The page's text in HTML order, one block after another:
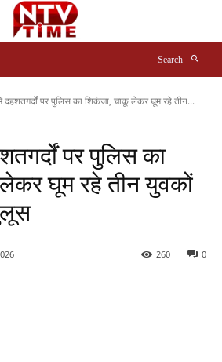
Search
दहशतगर्दों पर पुलिस का शिकंजा, चाकू लेकर घूम रहे तीन...
पर पुलिस का
घूम रहे तीन युवकों
0
260